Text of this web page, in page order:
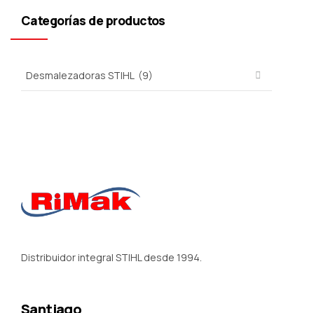
Categorías de productos
Distribuidor integral STIHL desde 1994.